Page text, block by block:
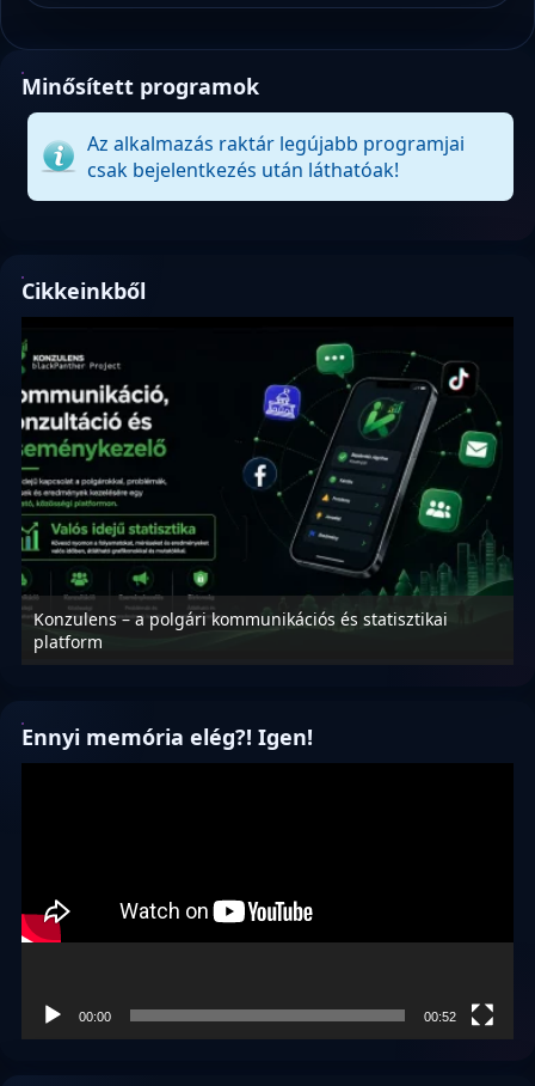
Minősített programok
Az alkalmazás raktár legújabb programjai
csak bejelentkezés után láthatóak!
Cikkeinkből
Konzulens – a polgári kommunikációs és statisztikai
platform
Ennyi memória elég?! Igen!
00:00 00:52